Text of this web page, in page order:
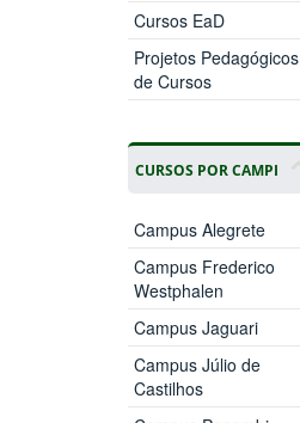
Cursos EaD
Projetos Pedagógicos
de Cursos
CURSOS POR CAMPI
Campus Alegrete
Campus Frederico
Westphalen
Campus Jaguari
Campus Júlio de
Castilhos